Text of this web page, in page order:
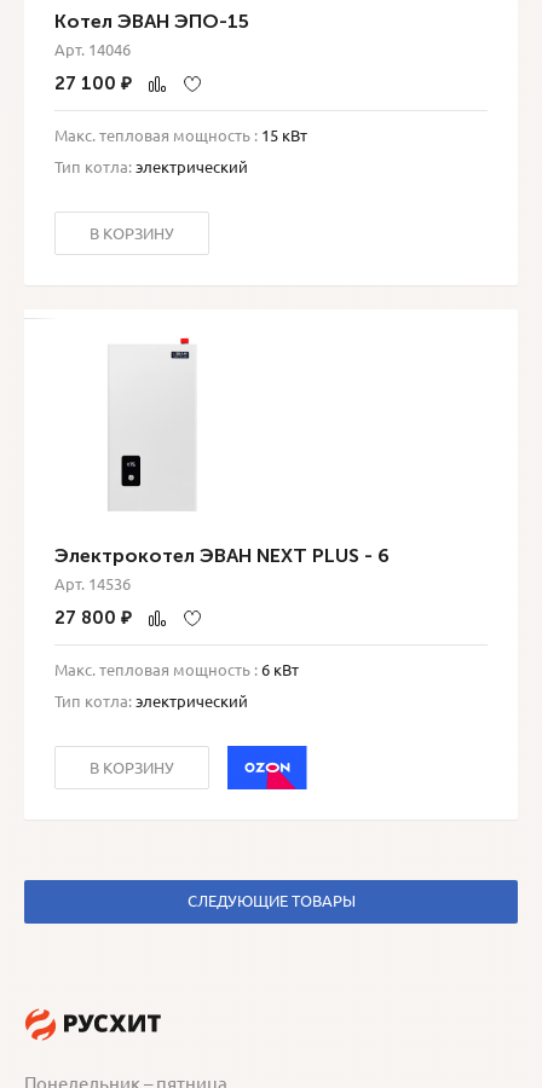
Котел ЭВАН ЭПО-15
Арт. 14046
27 100 ₽
Макс. тепловая мощность : 15 кВт
Тип котла:электрический
В КОРЗИНУ
Электрокотел ЭВАН NEXT PLUS - 6
Арт. 14536
27 800 ₽
Макс. тепловая мощность :6 кВт
Тип котла:электрический
В КОРЗИНУ
СЛЕДУЮЩИЕ ТОВАРЫ
Понедельник – пятница